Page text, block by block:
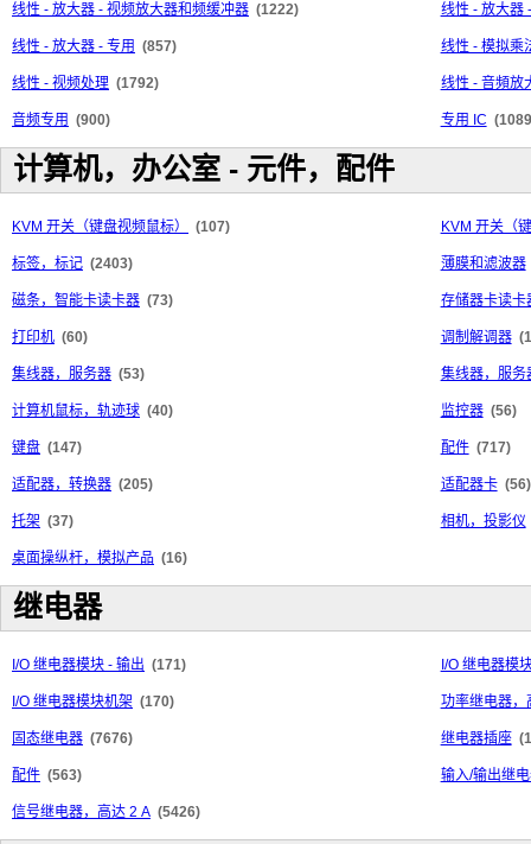
线性 - 放大器 - 视频放大器和频缓冲器 (1222) 线性 - 放大器
线性 - 放大器 - 专用 (857) 线性 - 模拟乘
线性 - 视频处理 (1792) 线性 - 音頻放
音频专用 (900) 专用 IC
计算机，办公室 - 元件，配件
KVM 开关（键盘视频鼠标） (107) KVM 开关（
标签，标记 (2403) 薄膜和滤波器
磁条，智能卡读卡器 (73) 存储器卡读卡
打印机 (60) 调制解调器
集线器，服务器 (53) 集线器，服务
计算机鼠标，轨迹球 (40) 监控器 (56)
键盘 (147) 配件 (717)
适配器，转换器 (205) 适配器卡 (56)
托架 (37) 相机，投影仪
桌面操纵杆，模拟产品 (16)
继电器
I/O 继电器模块 - 输出 (171) I/O 继电器模
I/O 继电器模块机架 (170) 功率继电器，
固态继电器 (7676) 继电器插座
配件 (563) 输入/输出继
信号继电器，高达 2 A (5426)